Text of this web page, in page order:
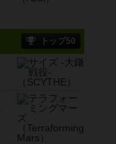
トップ50